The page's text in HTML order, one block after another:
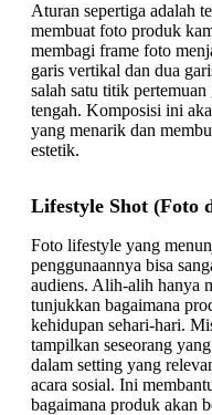
Aturan sepertiga adalah
membuat foto produk
membagi frame foto
garis vertikal dan dua
salah satu titik
tengah. Komposisi ini
yang menarik dan
estetik.
Lifestyle Shot (Foto
Foto lifestyle yang
penggunaannya bisa
audiens. Alih-alih hanya
tunjukkan bagaimana
kehidupan sehari-hari.
tampilkan seseorang
dalam setting yang
acara sosial. Ini
bagaimana produk akan